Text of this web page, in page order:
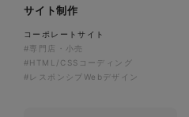
サイト制作
コーポレートサイト
#専門店・小売
#HTML/CSSコーディング
#レスポンシブWebデザイン